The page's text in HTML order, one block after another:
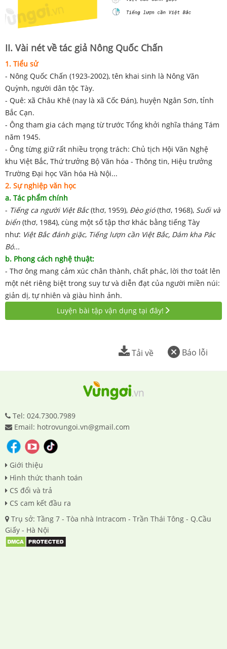
II. Vài nét về tác giả Nông Quốc Chấn
1. Tiểu sử
- Nông Quốc Chấn (1923-2002), tên khai sinh là Nông Văn
Quỳnh, người dân tộc Tày.
- Quê: xã Châu Khê (nay là xã Cốc Đán), huyện Ngân Sơn, tỉnh
Bắc Cạn.
- Ông tham gia cách mạng từ trước Tổng khởi nghĩa tháng Tám
năm 1945.
- Ông từng giữ rất nhiều trọng trách: Chủ tịch Hội Văn Nghệ
khu Việt Bắc, Thứ trưởng Bộ Văn hóa - Thông tin, Hiệu trưởng
Trường Đại học Văn hóa Hà Nội...
2. Sự nghiệp văn học
a. Tác phẩm chính
- Tiếng ca người Việt Bắc(thơ, 1959), Đèo gió(thơ, 1968), Suối và
biển (thơ, 1984), cùng một số tập thơ khác bằng tiếng Tày
như: Việt Bắc đánh giặc, Tiếng lượn cần Việt Bắc, Dám kha Pác
Bó...
b. Phong cách nghệ thuật:
- Thơ ông mang cảm xúc chân thành, chất phác, lời thơ toát lên
một nét riêng biệt trong suy tư và diễn đạt của người miền núi:
giản dị, tự nhiên và giàu hình ảnh.
Luyện bài tập vận dụng tại đây!
Báo lỗi
Tải về
Tel: 024.7300.7989
Email: hotrovungoi.vn@gmail.com
Giới thiệu
Hình thức thanh toán
CS đổi và trả
CS cam kết đầu ra
Trụ sở: Tầng 7 - Tòa nhà Intracom - Trần Thái Tông - Q.Cầu
Giấy - Hà Nội